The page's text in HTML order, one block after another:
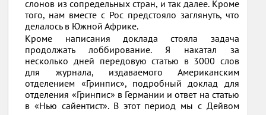
слонов из сопредельных стран, и так далее. Кроме
того, нам вместе с Рос предстояло заглянуть, что
делалось в Южной Африке.
Кроме написания доклада стояла задача
продолжать лоббирование. Я накатал за
несколько дней передовую статью в 3000 слов
для журнала, издаваемого Американским
отделением «Гринпис», подробный доклад для
отделения «Гринпис» в Германии и ответ на статью
в «Нью сайентист». В этот период мы с Дейвом